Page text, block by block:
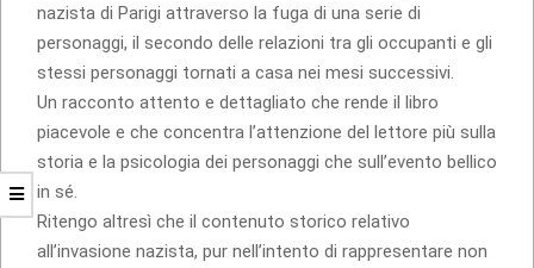
nazista di Parigi attraverso la fuga di una serie di
personaggi, il secondo delle relazioni tra gli occupanti e gli
stessi personaggi tornati a casa nei mesi successivi.
Un racconto attento e dettagliato che rende il libro
piacevole e che concentra l’attenzione del lettore più sulla
storia e la psicologia dei personaggi che sull’evento bellico
in sé.
Ritengo altresì che il contenuto storico relativo
all’invasione nazista, pur nell’intento di rappresentare non